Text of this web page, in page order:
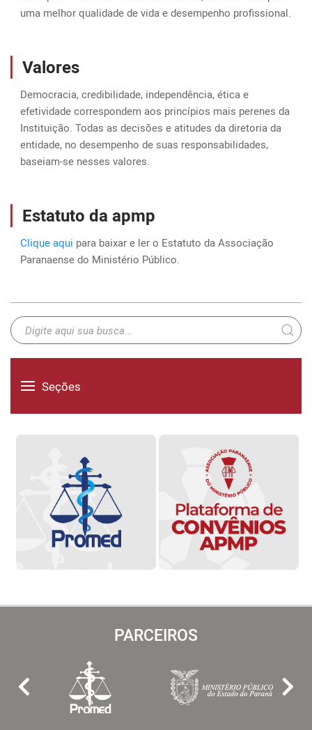
uma melhor qualidade de vida e desempenho profissional.
Valores
Democracia, credibilidade, independência, ética e
efetividade correspondem aos princípios mais perenes da
Instituição. Todas as decisões e atitudes da diretoria da
entidade, no desempenho de suas responsabilidades,
baseiam-se nesses valores.
Estatuto da apmp
Clique aqui para baixar e ler o Estatuto da Associação
Paranaense do Ministério Público.
Seções
PARCEIROS